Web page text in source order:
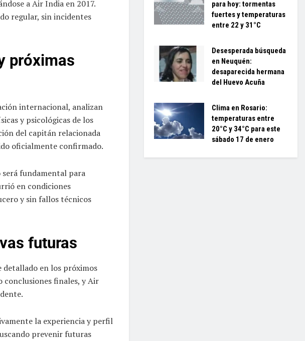
a Air India en 2017.
regular, sin incidentes
próximas
internacional, analizan
y psicológicas de los
del capitán relacionada
oficialmente confirmado.
será fundamental para
en condiciones
y sin fallos técnicos
futuras
detallado en los próximos
conclusiones finales, y Air
la experiencia y perfil
prevenir futuras
para hoy: tormentas
fuertes y temperaturas
entre 22 y 31°C
Desesperada búsqueda
en Neuquén:
desaparecida hermana
del Huevo Acuña
Clima en Rosario:
temperaturas entre
20°C y 34°C para este
sábado 17 de enero